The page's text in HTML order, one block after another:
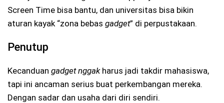
Screen Time bisa bantu, dan universitas bisa bikin
aturan kayak “zona bebas gadget” di perpustakaan.
Penutup
Kecanduan gadget nggakharus jadi takdir mahasiswa,
tapi ini ancaman serius buat perkembangan mereka.
Dengan sadar dan usaha dari diri sendiri.